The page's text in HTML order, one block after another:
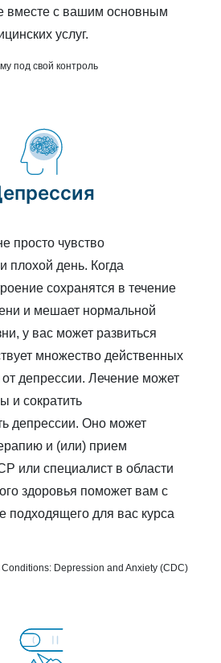
вместе с вашим основным
услуг.
под свой контроль
просто чувство
плохой день. Когда
сохранятся в течение
и мешает нормальной
у вас может развиться
множество действенных
депрессии. Лечение может
и сократить
депрессии. Оно может
и (или) прием
или специалист в области
здоровья поможет вам с
подходящего для вас курса
Depression and Anxiety (CDC)